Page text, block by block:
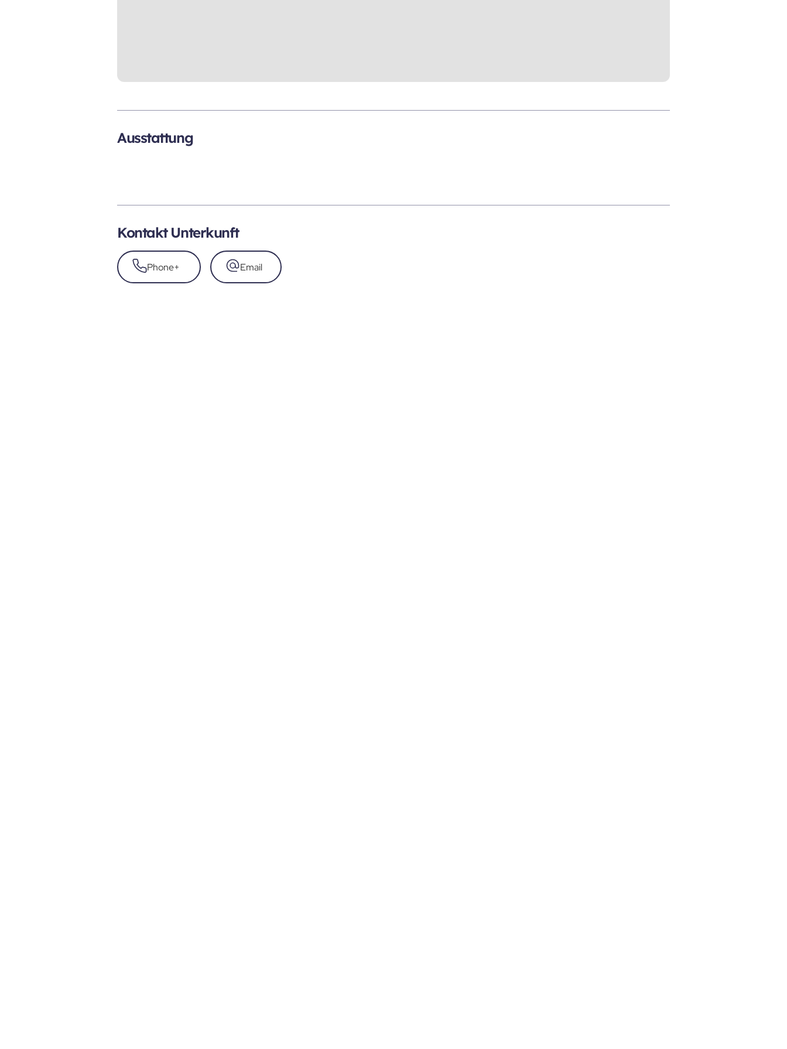
Ausstattung
Kontakt Unterkunft
Phone+ Email